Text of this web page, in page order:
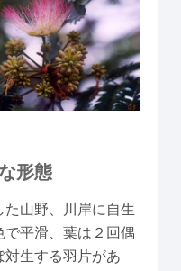
形態
た山野、川岸に自生
平滑、葉は２回偶
生する羽片があ